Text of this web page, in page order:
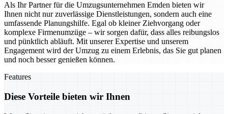
Als Ihr Partner für die Umzugsunternehmen Emden bieten wir
Ihnen nicht nur zuverlässige Dienstleistungen, sondern auch eine
umfassende Planungshilfe. Egal ob kleiner Ziehvorgang oder
komplexe Firmenumzüge – wir sorgen dafür, dass alles reibungslos
und pünktlich abläuft. Mit unserer Expertise und unserem
Engagement wird der Umzug zu einem Erlebnis, das Sie gut planen
und noch besser genießen können.
Features
Diese Vorteile bieten wir Ihnen